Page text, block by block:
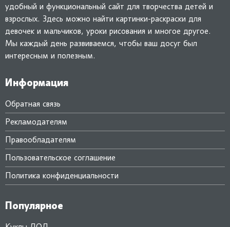
удобный и функциональный сайт для творчества детей и
взрослых. Здесь можно найти картинки-раскраски для
девочек и мальчиков, уроки рисования и многое другое.
Мы каждый день развиваемся, чтобы ваш досуг был
интересным и полезным.
Информация
Обратная связь
Рекламодателям
Правообладателям
Пользовательское соглашение
Политика конфиденциальности
Популярное